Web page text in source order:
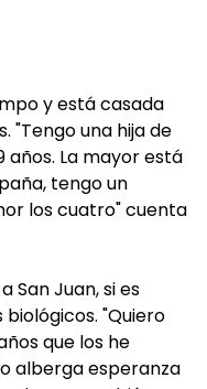
y está casada
"Tengo una hija de
años. La mayor está
tengo un
los cuatro" cuenta
San Juan, si es
"Quiero
que los he
alberga esperanza